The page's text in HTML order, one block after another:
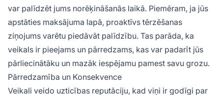
var palīdzēt jums norēķināšanās laikā. Piemēram, ja jūs
apstāties maksājuma lapā, proaktīvs tērzēšanas
ziņojums varētu piedāvāt palīdzību. Tas parāda, ka
veikals ir pieejams un pārredzams, kas var padarīt jūs
pārliecinātāku un mazāk iespējamu pamest savu grozu.
Pārredzamība un Konsekvence
Veikali veido uzticības reputāciju, kad viņi ir godīgi par